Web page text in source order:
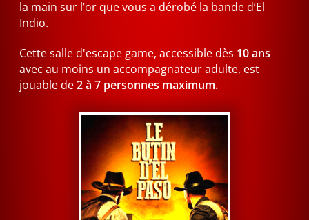
la main sur l’or que vous a dérobé la bande d’El
Indio.
Cette salle d'escape game, accessible dès 10 ans
avec au moins un accompagnateur adulte, est
jouable de2 à 7 personnes maximum.